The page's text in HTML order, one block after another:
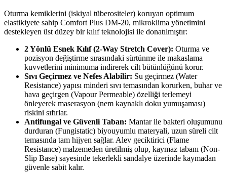
Oturma kemiklerini (iskiyal tüberositeler) koruyan optimum
elastikiyete sahip Comfort Plus DM-20, mikroklima yönetimini
destekleyen üst düzey bir kılıf teknolojisi ile donatılmıştır:
2 Yönlü Esnek Kılıf (2-Way Stretch Cover): Oturma ve
pozisyon değiştirme sırasındaki sürtünme ile makaslama
kuvvetlerini minimuma indirerek cilt bütünlüğünü korur.
Sıvı Geçirmez ve Nefes Alabilir: Su geçirmez (Water
Resistance) yapısı minderi sıvı temasından korurken, buhar ve
hava geçirgen (Vapour Permeable) özelliği terlemeyi
önleyerek maserasyon (nem kaynaklı doku yumuşaması)
riskini sıfırlar.
Antifungal ve Güvenli Taban: Mantar ile bakteri oluşumunu
durduran (Fungistatic) biyouyumlu materyali, uzun süreli cilt
temasında tam hijyen sağlar. Alev geciktirici (Flame
Resistance) malzemeden üretilmiş olup, kaymaz tabanı (Non-
Slip Base) sayesinde tekerlekli sandalye üzerinde kaymadan
güvenle sabit kalır.